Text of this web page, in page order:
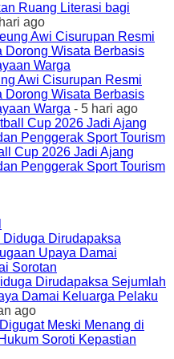
Ruang Literasi bagi
ago
Awi Cisurupan Resmi
Dorong Wisata Berbasis
Warga - 5 hari ago
Cup 2026 Jadi Ajang
Penggerak Sport Tourism
Dirudapaksa Sejumlah
Damai Keluarga Pelaku
ago